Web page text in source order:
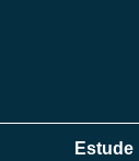
Estude